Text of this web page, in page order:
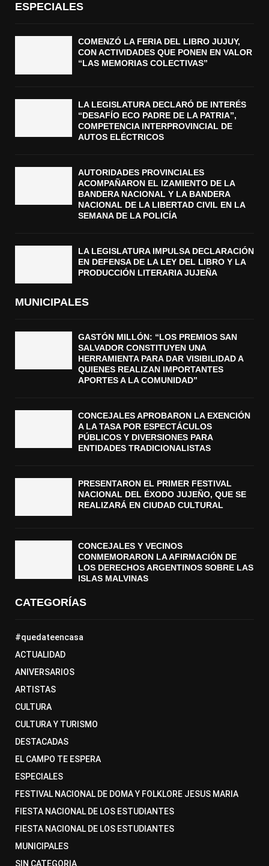
ESPECIALES
COMENZÓ LA FERIA DEL LIBRO JUJUY,
CON ACTIVIDADES QUE PONEN EN VALOR
“LAS MEMORIAS COLECTIVAS”
LA LEGISLATURA DECLARÓ DE INTERÉS
“DESAFÍO ECO PADRE DE LA PATRIA”,
COMPETENCIA INTERPROVINCIAL DE
AUTOS ELÉCTRICOS
AUTORIDADES PROVINCIALES
ACOMPAÑARON EL IZAMIENTO DE LA
BANDERA NACIONAL Y LA BANDERA
NACIONAL DE LA LIBERTAD CIVIL EN LA
SEMANA DE LA POLICÍA
LA LEGISLATURA IMPULSA DECLARACIÓN
EN DEFENSA DE LA LEY DEL LIBRO Y LA
PRODUCCIÓN LITERARIA JUJEÑA
MUNICIPALES
GASTÓN MILLÓN: “LOS PREMIOS SAN
SALVADOR CONSTITUYEN UNA
HERRAMIENTA PARA DAR VISIBILIDAD A
QUIENES REALIZAN IMPORTANTES
APORTES A LA COMUNIDAD”
CONCEJALES APROBARON LA EXENCIÓN
A LA TASA POR ESPECTÁCULOS
PÚBLICOS Y DIVERSIONES PARA
ENTIDADES TRADICIONALISTAS
PRESENTARON EL PRIMER FESTIVAL
NACIONAL DEL ÉXODO JUJEÑO, QUE SE
REALIZARÁ EN CIUDAD CULTURAL
CONCEJALES Y VECINOS
CONMEMORARON LA AFIRMACIÓN DE
LOS DERECHOS ARGENTINOS SOBRE LAS
ISLAS MALVINAS
CATEGORÍAS
#quedateencasa
ACTUALIDAD
ANIVERSARIOS
ARTISTAS
CULTURA
CULTURA Y TURISMO
DESTACADAS
EL CAMPO TE ESPERA
ESPECIALES
FESTIVAL NACIONAL DE DOMA Y FOLKLORE JESUS MARIA
FIESTA NACIONAL DE LOS ESTUDIANTES
FIESTA NACIONAL DE LOS ESTUDIANTES
MUNICIPALES
SIN CATEGORIA